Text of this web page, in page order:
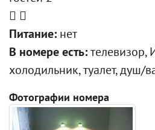
Питание: нет
В номере есть: телевизор,
холодильник, туалет, душ/
Фотографии номера